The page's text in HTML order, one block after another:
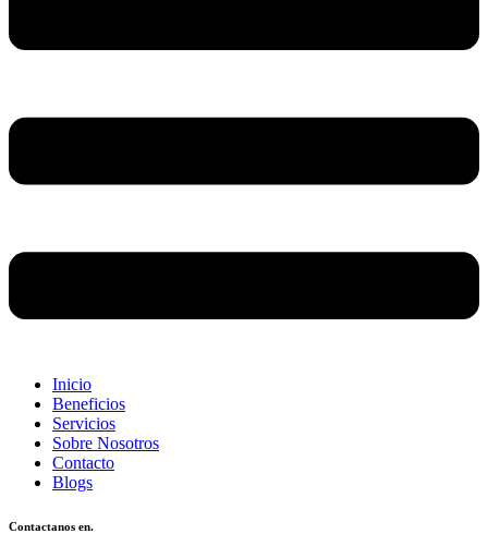
Inicio
Beneficios
Servicios
Sobre Nosotros
Contacto
Blogs
Contactanos en.